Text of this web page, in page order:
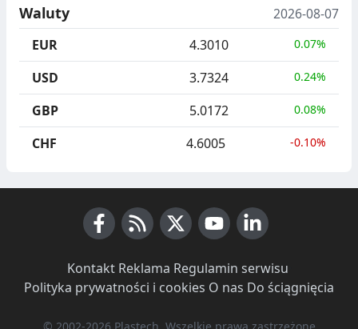
Waluty
2026-08-07
EUR
4.3010 0.07%
USD 3.7324 0.24%
GBP 5.0172 0.08%
CHF 4.6005 -0.10%
Kontakt· Reklama Regulamin serwisu
Polityka prywatności i cookies O nas Do ściągnięcia